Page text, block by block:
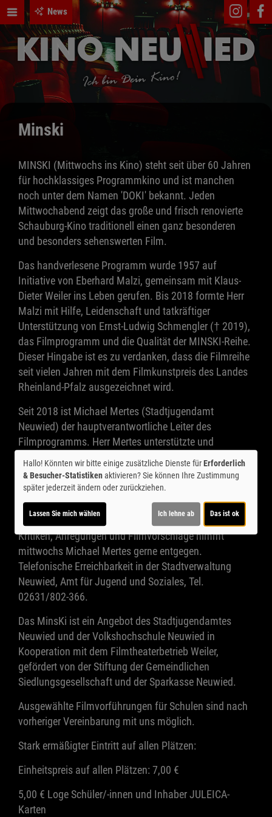
News
Minski
MINSKI (Mittwochs ins Kino) steht seit über 60 Jahren
für hochklassiges Programmkino und ist manchen
noch unter dem Namen 'DOKI' bekannt. Jeden
Mittwochabend zeigt das große und frisch renovierte
Schauburg-Kino traditionell einen ganz besonderen
und besonders sehenswerten Film.
Das handverlesene Programm wurde 1957 auf
Initiative von Eberhard Malzi, gemeinsam mit Klaus-
Dieter Weiler ins Leben gerufen. Bis 2018 formte Herr
Malzi mit Hilfe, Leidenschaft und tatkräftiger
Unterstützung von Ernst-Ludwig Schmengler († 2019),
das Filmprogramm und die Qualität der MINSKI-Reihe.
Dieser Hingabe ist es zu verdanken, dass die Filmreihe
seit vielen Jahren mit dem Filmkunstpreis des Landes
Rheinland-Pfalz ausgezeichnet wird.
Seit 2018 ist Michael Mertes (Stadtjugendamt
Neuwied) der hauptverantwortliche Leiter des
Filmprogramms. Herr Mertes unterstützte und
begleitete die Reihe schon seit vielen Jahren in
Zusammenarbeit mit Eberhard Malzi und Ernst-Ludwig
Schmengler.
> Zum aktuellen Minski-Programm >
Kritiken, Anregungen und Filmvorschläge nimmt
mittwochs Michael Mertes gerne entgegen.
Telefonische Erreichbarkeit in der Stadtverwaltung
Neuwied, Amt für Jugend und Soziales, Tel.
02631/802-366.
Das MinsKi ist ein Angebot des Stadtjugendamtes
Neuwied und der Volkshochschule Neuwied in
Kooperation mit dem Filmtheaterbetrieb Weiler,
gefördert von der Stiftung der Gemeindlichen
Siedlungsgesellschaft und der Sparkasse Neuwied.
Ausgewählte Filmvorführungen für Schulen sind nach
vorheriger Vereinbarung mit uns möglich.
Stark ermäßigter Eintritt auf allen Plätzen:
Einheitspreis auf allen Plätzen: 7,00 €
5,00 € Loge Schüler/-innen und Inhaber JULEICA-
Karten
Hallo! Könnten wir bitte einige zusätzliche Dienste fürErforderlich
& Besucher-Statistikenaktivieren? Sie können Ihre Zustimmung
später jederzeit ändern oder zurückziehen.
Lassen Sie mich wählen Ich lehne ab Das ist ok